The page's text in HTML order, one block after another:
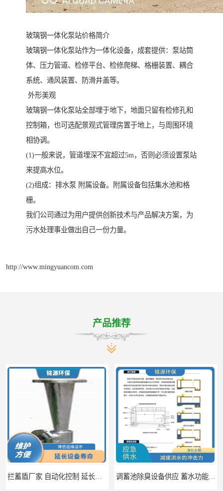
玻璃钢一体化泵站价格简介
玻璃钢一体化泵站作为一体化设备，成套提供：泵站筒
体、压力管道、检修平台、检修爬梯、格栅装置、耦合
系统、通风装置、防滑井盖等。
外形美观
玻璃钢一体化泵站全部埋于地下，地面只留有检修孔和
控制箱，也可选配景观式管理房置于地上，与周围环境
相协调。
(1)一般来说，管道埋深不宜超过5m，否则必须设置泵站
来提高水位。
(2)组成：排水泵 附属设备。附属设备包括集水池和格
栅。
我们公司通过为用户提供创新技术与产品解决方案，为
污水处理事业做出自己一份力量。
http://www.mingyuancom.com
产品推荐
拦蓄盾厂家 自动化控制 延长其使用寿命 调蓄池除臭设备供应 蓄水功能 暂时储存大量雨水